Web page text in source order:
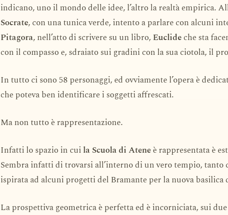
indicano, uno il mondo delle idee, l’altro la realtà empirica.
Socrate, con una tunica verde, intento a parlare con alcuni
Pitagora, nell’atto di scrivere su un libro,Euclideche sta
con il compasso e, sdraiato sui gradini con la sua ciotola, il
In tutto ci sono 58 personaggi, ed ovviamente l’opera è
che poteva ben identificare i soggetti affrescati.
Ma non tutto è rappresentazione.
Infatti lo spazio in cuila Scuola di Ateneè rappresentata è
Sembra infatti di trovarsi all’interno di un vero tempio, tanto
ispirata ad alcuni progetti del Bramante per la nuova basilica
La prospettiva geometrica è perfetta ed è incorniciata, sui